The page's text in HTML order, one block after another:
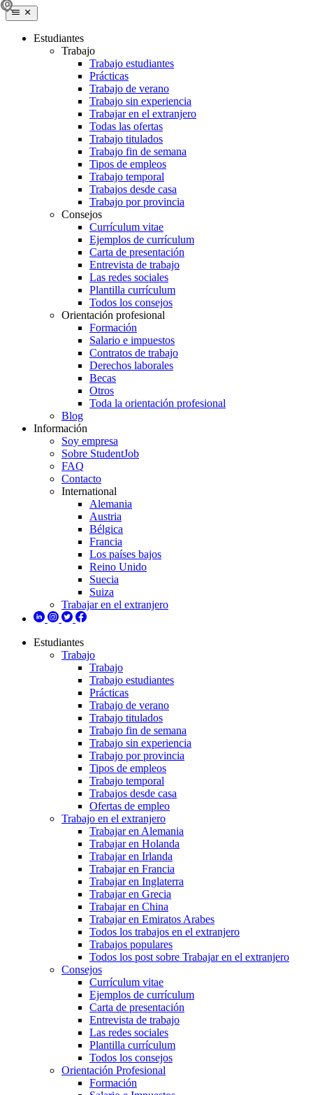
Estudiantes
Trabajo
Trabajo estudiantes
Prácticas
Trabajo de verano
Trabajo sin experiencia
Trabajar en el extranjero
Todas las ofertas
Trabajo titulados
Trabajo fin de semana
Tipos de empleos
Trabajo temporal
Trabajos desde casa
Trabajo por provincia
Consejos
Currículum vitae
Ejemplos de currículum
Carta de presentación
Entrevista de trabajo
Las redes sociales
Plantilla currículum
Todos los consejos
Orientación profesional
Formación
Salario e impuestos
Contratos de trabajo
Derechos laborales
Becas
Otros
Toda la orientación profesional
Blog
Información
Soy empresa
Sobre StudentJob
FAQ
Contacto
International
Alemania
Austria
Bélgica
Francia
Los países bajos
Reino Unido
Suecia
Suiza
Trabajar en el extranjero
Estudiantes
Trabajo
Trabajo
Trabajo estudiantes
Prácticas
Trabajo de verano
Trabajo titulados
Trabajo fin de semana
Trabajo sin experiencia
Trabajo por provincia
Tipos de empleos
Trabajo temporal
Trabajos desde casa
Ofertas de empleo
Trabajo en el extranjero
Trabajar en Alemania
Trabajar en Holanda
Trabajar en Irlanda
Trabajar en Francia
Trabajar en Inglaterra
Trabajar en Grecia
Trabajar en China
Trabajar en Emiratos Arabes
Todos los trabajos en el extranjero
Trabajos populares
Todos los post sobre Trabajar en el extranjero
Consejos
Currículum vitae
Ejemplos de currículum
Carta de presentación
Entrevista de trabajo
Las redes sociales
Plantilla currículum
Todos los consejos
Orientación Profesional
Formación